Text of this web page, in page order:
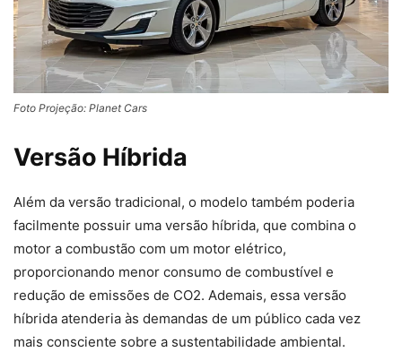
Foto Projeção: Planet Cars
Versão Híbrida
Além da versão tradicional, o modelo também poderia
facilmente possuir uma versão híbrida, que combina o
motor a combustão com um motor elétrico,
proporcionando menor consumo de combustível e
redução de emissões de CO2. Ademais, essa versão
híbrida atenderia às demandas de um público cada vez
mais consciente sobre a sustentabilidade ambiental.